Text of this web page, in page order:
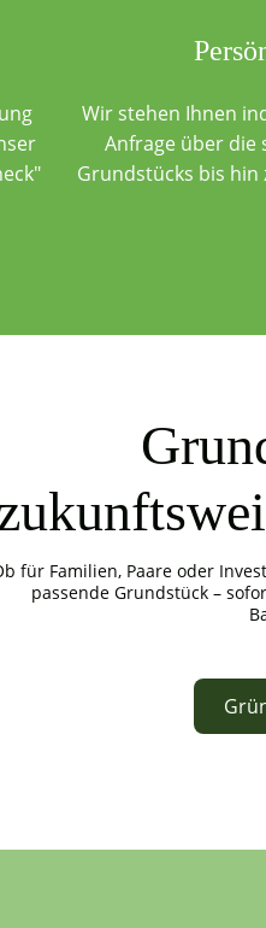
Wir stehen Ihnen
Anfrage über die
Grundstücks bis hin
für Familien, Paare oder
passende Grundstück –